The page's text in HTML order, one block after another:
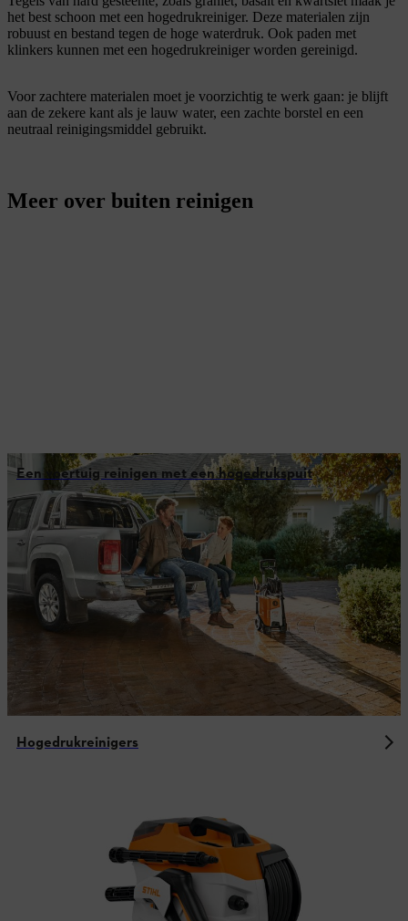
het best schoon met een hogedrukreiniger. Deze materialen zijn
robuust en bestand tegen de hoge waterdruk. Ook paden met
klinkers kunnen met een hogedrukreiniger worden gereinigd.
Voor zachtere materialen moet je voorzichtig te werk gaan: je blijft
aan de zekere kant als je lauw water, een zachte borstel en een
neutraal reinigingsmiddel gebruikt.
Meer over buiten reinigen
Een voertuig reinigen met een hogedrukspuit
Hogedrukreinigers